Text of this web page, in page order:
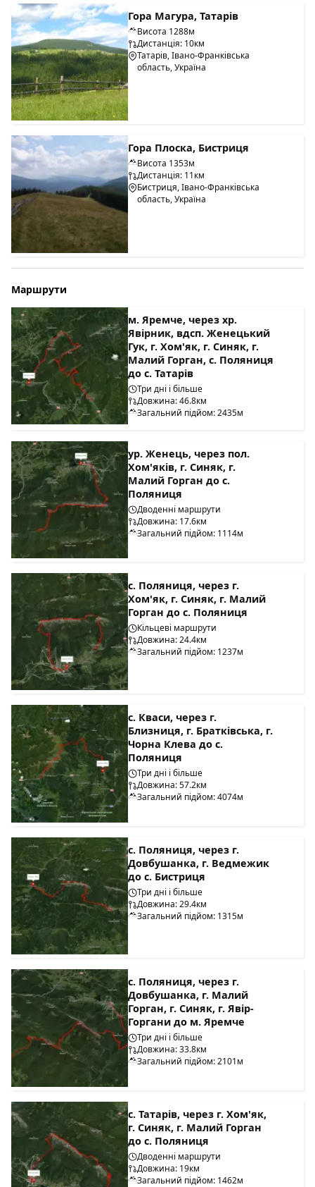
Гора Магура, Татарів
Висота 1288м
Дистанція: 10км
Татарів, Івано-Франківська
область, Україна
Гора Плоска, Бистриця
Висота 1353м
Дистанція: 11км
Бистриця, Івано-Франківська
область, Україна
Маршрути
м. Яремче, через хр.
Явірник, вдсп. Женецький
Гук, г. Хом'як, г. Синяк, г.
Малий Горган, с. Поляниця
до с. Татарів
Три дні і більше
Довжина: 46.8км
Загальний підйом: 2435м
ур. Женець, через пол.
Хом'яків, г. Синяк, г.
Малий Горган до с.
Поляниця
Дводенні маршрути
Довжина: 17.6км
Загальний підйом: 1114м
с. Поляниця, через г.
Хом'як, г. Синяк, г. Малий
Горган до с. Поляниця
Кільцеві маршрути
Довжина: 24.4км
Загальний підйом: 1237м
с. Кваси, через г.
Близниця, г. Братківська, г.
Чорна Клева до с.
Поляниця
Три дні і більше
Довжина: 57.2км
Загальний підйом: 4074м
с. Поляниця, через г.
Довбушанка, г. Ведмежик
до с. Бистриця
Три дні і більше
Довжина: 29.4км
Загальний підйом: 1315м
с. Поляниця, через г.
Довбушанка, г. Малий
Горган, г. Синяк, г. Явір-
Горгани до м. Яремче
Три дні і більше
Довжина: 33.8км
Загальний підйом: 2101м
с. Татарів, через г. Хом'як,
г. Синяк, г. Малий Горган
до с. Поляниця
Дводенні маршрути
Довжина: 19км
Загальний підйом: 1462м